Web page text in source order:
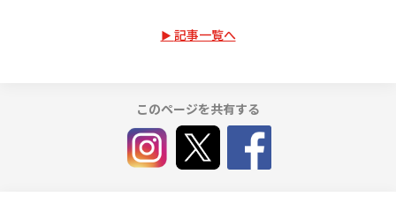
記事一覧へ
このページを共有する